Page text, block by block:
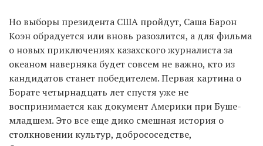
Но выборы президента США пройдут, Саша Барон
Коэн обрадуется или вновь разозлится, а для фильма
о новых приключениях казахского журналиста за
океаном наверняка будет совсем не важно, кто из
кандидатов станет победителем. Первая картина о
Борате четырнадцать лет спустя уже не
воспринимается как документ Америки при Буше-
младшем. Это все еще дико смешная история о
столкновении культур, добрососедстве,